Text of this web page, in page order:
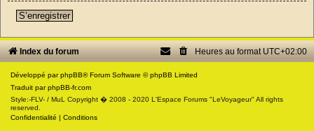
S’enregistrer
Index du forum Heures au format UTC+02:00
Développé parphpBB® Forum Software © phpBB Limited
Traduit parphpBB-fr.com
Style:-FLV- / MuL Copyright � 2008 - 2020 L'Espace Forums "LeVoyageur" All rights
reserved.
Confidentialité
Conditions